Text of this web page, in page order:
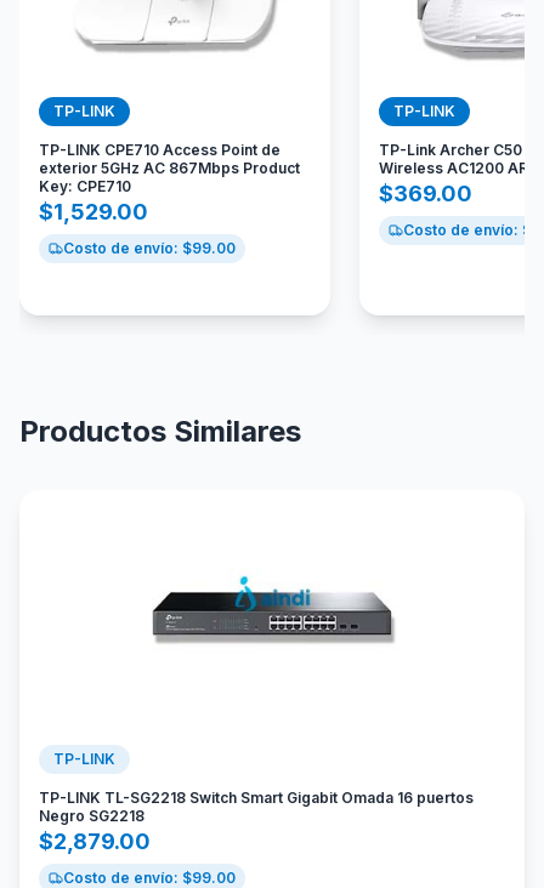
TP-LINK
TP-LINK CPE710 Access Point de
exterior 5GHz AC 867Mbps Product
Key: CPE710
$1,529.00
Costo de envío: $99.00
TP-LINK
TP-Link Archer C50
Wireless AC1200
$369.00
Costo de envío: $
Productos Similares
TP-LINK
TP-LINK TL-SG2218 Switch Smart Gigabit Omada 16 puertos
Negro SG2218
$2,879.00
Costo de envío: $99.00